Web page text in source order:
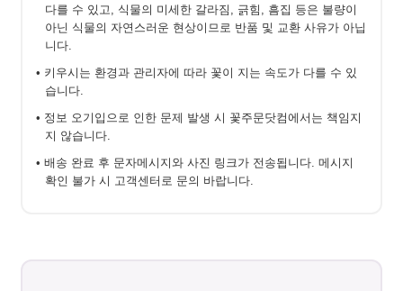
다를 수 있고, 식물의 미세한 갈라짐, 긁힘, 흠집 등은 불량이
아닌 식물의 자연스러운 현상이므로 반품 및 교환 사유가 아닙
니다.
• 키우시는 환경과 관리자에 따라 꽃이 지는 속도가 다를 수 있
습니다.
• 정보 오기입으로 인한 문제 발생 시 꽃주문닷컴에서는 책임지
지 않습니다.
• 배송 완료 후 문자메시지와 사진 링크가 전송됩니다. 메시지
확인 불가 시 고객센터로 문의 바랍니다.